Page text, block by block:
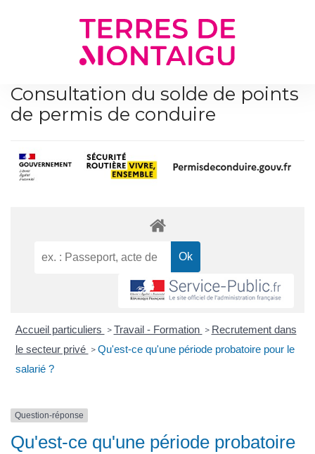
Consultation du solde de points
de permis de conduire
Accueil particuliers > Travail - Formation > Recrutement dans
le secteur privé > Qu'est-ce qu'une période probatoire pour le
salarié ?
Question-réponse
Qu'est-ce qu'une période probatoire